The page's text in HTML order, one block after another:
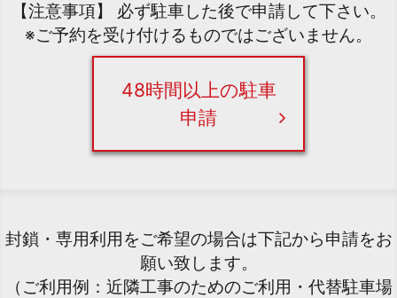
【注意事項】 必ず駐車した後で申請して下さい。
※ご予約を受け付けるものではございません。
48時間以上の駐車
申請
封鎖・専用利用をご希望の場合は下記から申請をお
願い致します。
（ご利用例：近隣工事のためのご利用・代替駐車場